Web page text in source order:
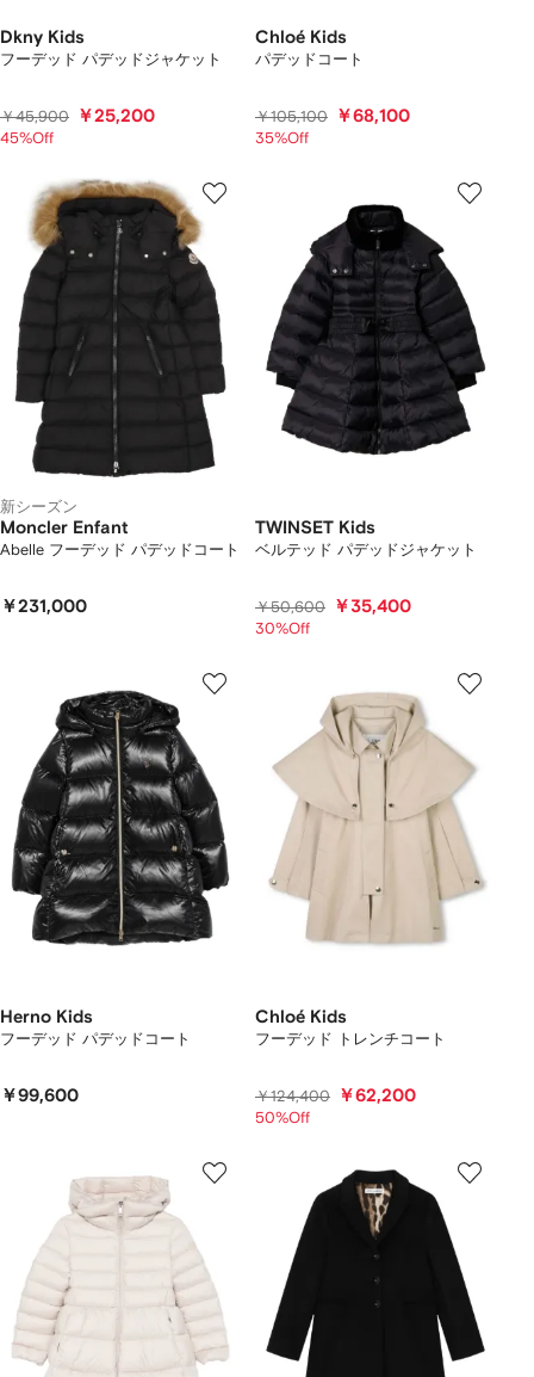
Dkny Kids
フーデッド パデッドジャケット
￥45,900 ￥25,200
45%Off
Chloé Kids
パデッドコート
￥105,100 ￥68,100
35%Off
新シーズン
Moncler Enfant
Abelle フーデッド パデッドコート
￥231,000
TWINSET Kids
ベルテッド パデッドジャケット
￥50,600 ￥35,400
30%Off
Herno Kids
フーデッド パデッドコート
￥99,600
Chloé Kids
フーデッド トレンチコート
￥124,400 ￥62,200
50%Off